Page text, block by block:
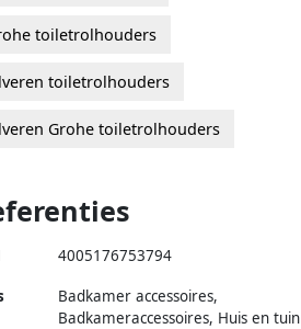
toiletrolhouders
toiletrolhouders
Grohe toiletrolhouders
4005176753794
Badkamer accessoires,
Badkameraccessoires, Huis en tuin